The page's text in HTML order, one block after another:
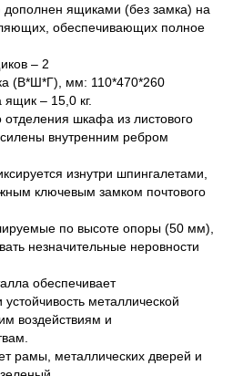
ящиками (без замка) на
обеспечивающих полное
– 2
(В*Ш*Г), мм: 110*470*260
– 15,0 кг.
шкафа из листового
внутренним ребром
изнутри шпингалетами,
ключевым замком почтового
по высоте опоры (50 мм),
незначительные неровности
обеспечивает
металлической
воздействиям и
рамы, металлических дверей и